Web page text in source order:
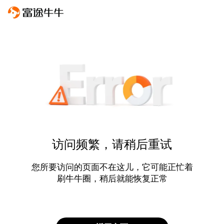
访问频繁，请稍后重试
您所要访问的页面不在这儿，它可能正忙着
刷牛牛圈，稍后就能恢复正常